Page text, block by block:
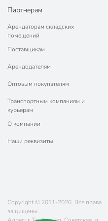
Диаметр, см
Бренд
Страна производства
Можно мыть в посудомоечной
машине
Набор
Использование в СВЧ
Материал
Цвет
Партнерам
Арендаторам складских
помещений
Поставщикам
Арендодателям
Оптовым покупателям
Транспортным компаниям и
курьерам
О компании
Наши реквизиты
Copyright © 2011-2026. Все права
защищены.